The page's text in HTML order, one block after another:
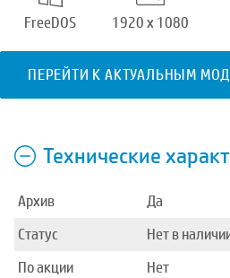
FreeDOS 1920 x 1080
ПЕРЕЙТИ К АКТУАЛЬНЫМ
Технические
Архив
Да
Статус
Нет в
По акции
Нет